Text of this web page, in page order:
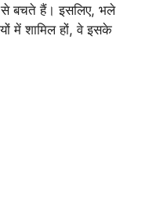
से बचते हैं। इसलिए, भले
में शामिल हों, वे इसके